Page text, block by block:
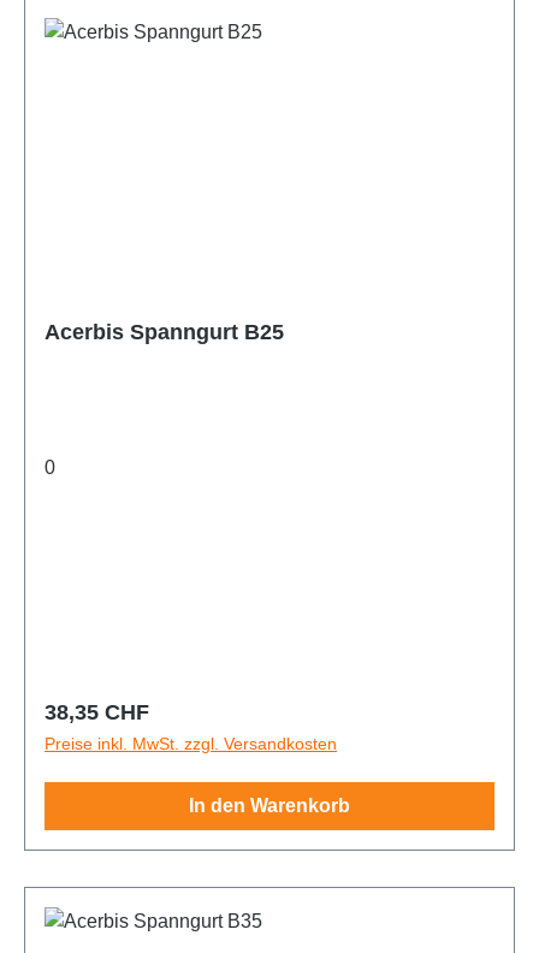
Acerbis Spanngurt B25
0
Regulärer Preis:
38,35 CHF
Preise inkl. MwSt. zzgl. Versandkosten
In den Warenkorb